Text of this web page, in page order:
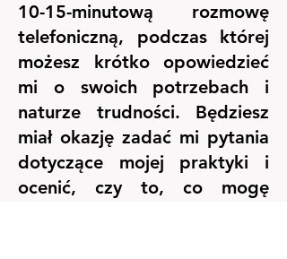
10-15-minutową rozmowę
telefoniczną, podczas której
możesz krótko opowiedzieć
mi o swoich potrzebach i
naturze trudności. Będziesz
miał okazję zadać mi pytania
dotyczące mojej praktyki i
ocenić, czy to, co mogę